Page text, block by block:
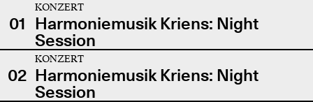
01
KONZERT
Harmoniemusik Kriens: Night
Session
02
KONZERT
Harmoniemusik Kriens: Night
Session